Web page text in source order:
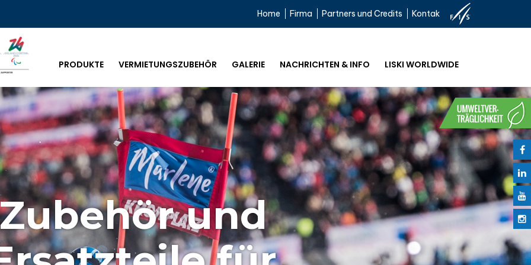
Home Firma Partners und Credits Kontak
PRODUKTE VERMIETUNGSZUBEHÖR GALERIE NACHRICHTEN & INFO LISKI WORLDWIDE
und